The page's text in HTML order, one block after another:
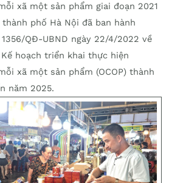
xã một sản phẩm giai đoạn 2021
thành phố Hà Nội đã ban hành
QĐ-UBND ngày 22/4/2022 về
hoạch triển khai thực hiện
xã một sản phẩm (OCOP) thành
năm 2025.